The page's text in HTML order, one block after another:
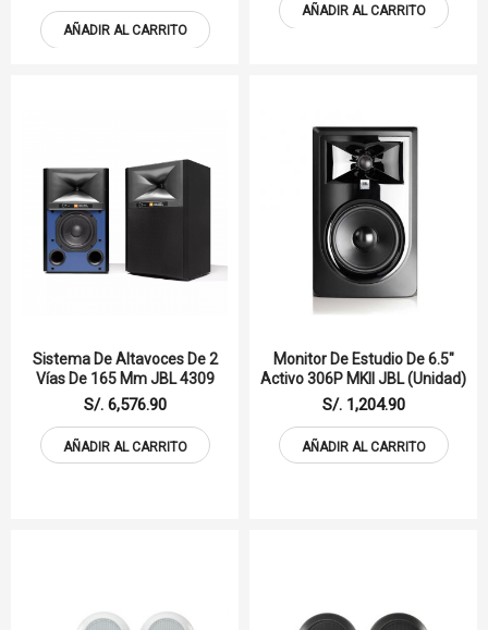
AÑADIR AL CARRITO
AÑADIR AL CARRITO
Sistema De Altavoces De 2
Vías De 165 Mm JBL 4309
S/. 6,576.90
AÑADIR AL CARRITO
Monitor De Estudio De 6.5"
Activo 306P MKII JBL (unidad)
S/. 1,204.90
AÑADIR AL CARRITO